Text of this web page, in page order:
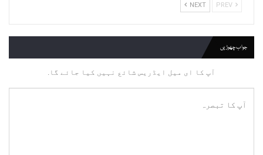
NEXT
جواب چھوڑیں
آپ کا ای میل ایڈریس شائع نہیں کیا جائے گا.